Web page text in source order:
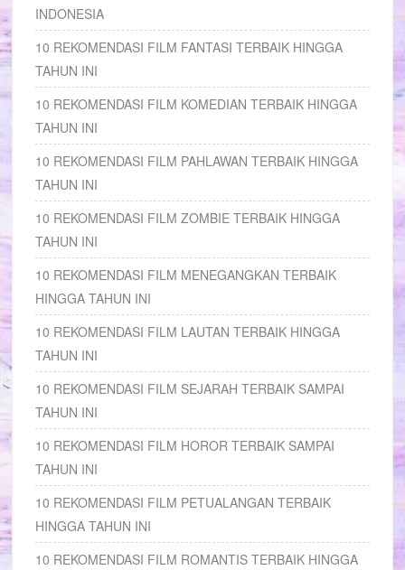
INDONESIA
10 REKOMENDASI FILM FANTASI TERBAIK HINGGA
TAHUN INI
10 REKOMENDASI FILM KOMEDIAN TERBAIK HINGGA
TAHUN INI
10 REKOMENDASI FILM PAHLAWAN TERBAIK HINGGA
TAHUN INI
10 REKOMENDASI FILM ZOMBIE TERBAIK HINGGA
TAHUN INI
10 REKOMENDASI FILM MENEGANGKAN TERBAIK
HINGGA TAHUN INI
10 REKOMENDASI FILM LAUTAN TERBAIK HINGGA
TAHUN INI
10 REKOMENDASI FILM SEJARAH TERBAIK SAMPAI
TAHUN INI
10 REKOMENDASI FILM HOROR TERBAIK SAMPAI
TAHUN INI
10 REKOMENDASI FILM PETUALANGAN TERBAIK
HINGGA TAHUN INI
10 REKOMENDASI FILM ROMANTIS TERBAIK HINGGA